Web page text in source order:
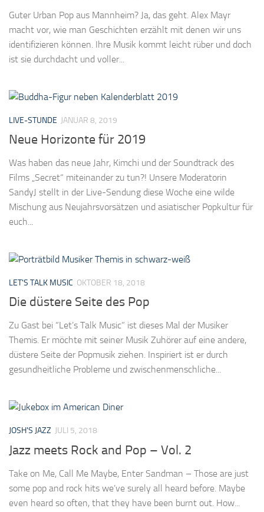
Guter Urban Pop aus Mannheim? Ja, das geht. Alex Mayr
macht vor, wie man Geschichten erzählt mit denen wir uns
identifizieren können. Ihre Musik kommt leicht rüber und doch
ist sie durchdacht und voller...
LIVE-STUNDE JANUAR 8, 2019
Neue Horizonte für 2019
Was haben das neue Jahr, Kimchi und der Soundtrack des
Films „Secret“ miteinander zu tun?! Unsere Moderatorin
SandyJ stellt in der Live-Sendung diese Woche eine wilde
Mischung aus Neujahrsvorsätzen und asiatischer Popkultur für
euch...
LET'S TALK MUSIC OKTOBER 18, 2018
Die düstere Seite des Pop
Zu Gast bei “Let’s Talk Music” ist dieses Mal der Musiker
Themis. Er möchte mit seiner Musik Zuhörer auf eine andere,
düstere Seite der Popmusik ziehen. Inspiriert ist er durch
gesundheitliche Probleme und zwischenmenschliche...
JOSH'S JAZZ JULI 5, 2018
Jazz meets Rock and Pop – Vol. 2
Take on Me, Call Me Maybe, Enter Sandman – Those are just
some pop and rock hits we’ve surely all heard before. Maybe
even heard so often, that they have been burnt out. How...